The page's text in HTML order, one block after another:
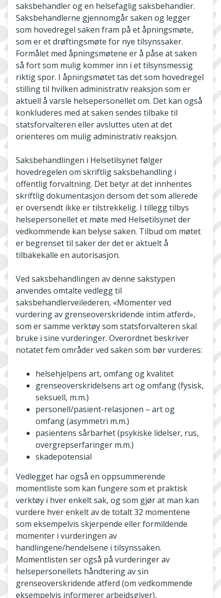
saksbehandler og en helsefaglig saksbehandler.
Saksbehandlerne gjennomgår saken og legger
som hovedregel saken fram på et åpningsmøte,
som er et drøftingsmøte for nye tilsynssaker.
Formålet med åpningsmøtene er å påse at saken
så fort som mulig kommer inn i et tilsynsmessig
riktig spor. I åpningsmøtet tas det som hovedregel
stilling til hvilken administrativ reaksjon som er
aktuell å varsle helsepersonellet om. Det kan også
konkluderes med at saken sendes tilbake til
statsforvalteren eller avsluttes uten at det
orienteres om mulig administrativ reaksjon.
Saksbehandlingen i Helsetilsynet følger
hovedregelen om skriftlig saksbehandling i
offentlig forvaltning. Det betyr at det innhentes
skriftlig dokumentasjon dersom det som allerede
er oversendt ikke er tilstrekkelig. I tillegg tilbys
helsepersonellet et møte med Helsetilsynet der
vedkommende kan belyse saken. Tilbud om møtet
er begrenset til saker der det er aktuelt å
tilbakekalle en autorisasjon.
Ved saksbehandlingen av denne sakstypen
anvendes omtalte vedlegg til
saksbehandlerveilederen, «Momenter ved
vurdering av grenseoverskridende intim atferd»,
som er samme verktøy som statsforvalteren skal
bruke i sine vurderinger. Overordnet beskriver
notatet fem områder ved saken som bør vurderes:
helsehjelpens art, omfang og kvalitet
grenseoverskridelsens art og omfang (fysisk,
seksuell, m.m.)
personell/pasient-relasjonen – art og
omfang (asymmetri m.m.)
pasientens sårbarhet (psykiske lidelser, rus,
overgrepserfaringer m.m.)
skadepotensial
Vedlegget har også en oppsummerende
momentliste som kan fungere som et praktisk
verktøy i hver enkelt sak, og som gjør at man kan
vurdere hver enkelt av de totalt 32 momentene
som eksempelvis skjerpende eller formildende
momenter i vurderingen av
handlingene/hendelsene i tilsynssaken.
Momentlisten ser også på vurderinger av
helsepersonellets håndtering av sin
grenseoverskridende atferd (om vedkommende
eksempelvis informerer arbeidsgiver),